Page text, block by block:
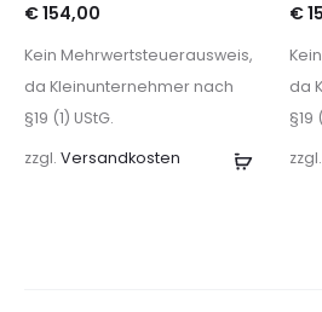
€154,00
Kein Mehrwertsteuerausweis,
da Kleinunternehmer nach
§19 (1) UStG.
zzgl. Versandkosten
€
da
§19
zzgl.